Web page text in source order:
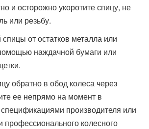
и осторожно укоротите спицу, не
или резьбу.
спицы от остатков металла или
наждачной бумаги или
обратно в обод колеса через
ее непрямо на момент в
спецификациями производителя или
колесного